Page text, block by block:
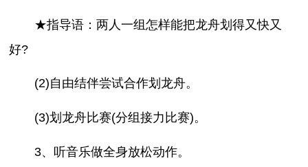
★指导语：两人一组怎样能把龙舟划得又快又
好?
(2)自由结伴尝试合作划龙舟。
(3)划龙舟比赛(分组接力比赛)。
3、听音乐做全身放松动作。